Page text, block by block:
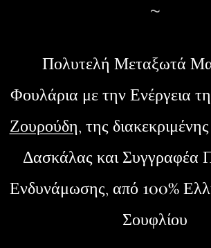
~
Πολυτελή Μεταξωτά
Φουλάρια με την Ενέργεια
Ζουρούδη, της
Δασκάλας και Συγγραφέα
Ενδυνάμωσης, από 100%
Σουφλίου